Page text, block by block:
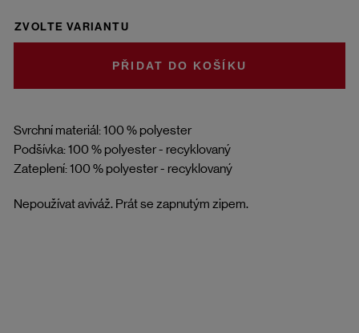
Svrchní materiál: 100 % polyester
Podšívka: 100 % polyester - recyklovaný
Zateplení: 100 % polyester - recyklovaný
Nepoužívat aviváž. Prát se zapnutým zipem.
ZVOLTE VARIANTU
DO KOŠÍKU